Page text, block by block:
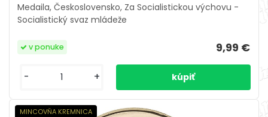
Medaila, Československo, Za Socialistickou výchovu -
Socialistický svaz mládeže
9,99 €
v ponuke
- +
MINCOVŇA KREMNICA